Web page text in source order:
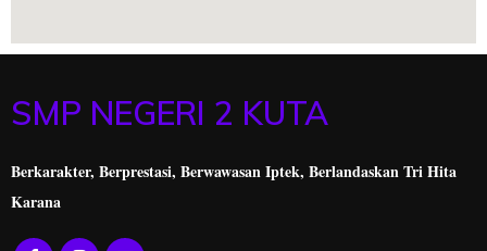
SMP NEGERI 2 KUTA
Berkarakter, Berprestasi, Berwawasan Iptek, Berlandaskan Tri Hita
Karana